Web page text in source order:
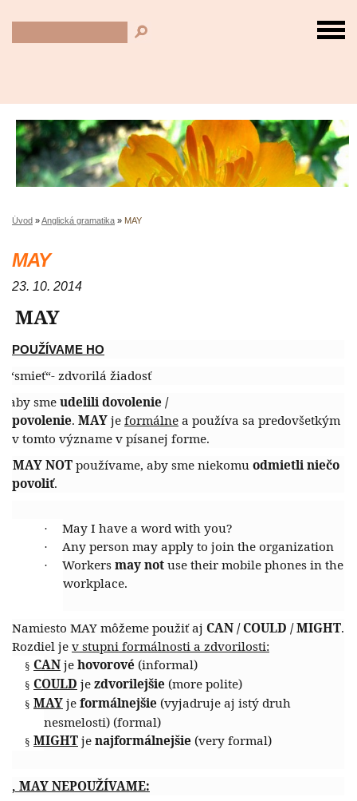
Úvod »Anglická gramatika » MAY
MAY
23. 10. 2014
MAY
POUŽÍVAME HO
“smieť“- zdvorilá žiadosť
aby sme udelili dovolenie /
povolenie. MAY je formálne a používa sa predovšetkým
v tomto význame v písanej forme.
MAY NOT používame, aby sme niekomu odmietli niečo
povoliť.
· May I have a word with you?
· Any person may apply to join the organization
· Workers may not use their mobile phones in the
workplace.
Namiesto MAY môžeme použiť aj CAN / COULD / MIGHT.
Rozdiel je v stupni formálnosti a zdvorilosti:
§ CAN je hovorové (informal)
§ COULD je zdvorilejšie (more polite)
§ MAY je formálnejšie (vyjadruje aj istý druh
nesmelosti) (formal)
§ MIGHT je najformálnejšie (very formal)
, MAY NEPOUŽÍVAME: